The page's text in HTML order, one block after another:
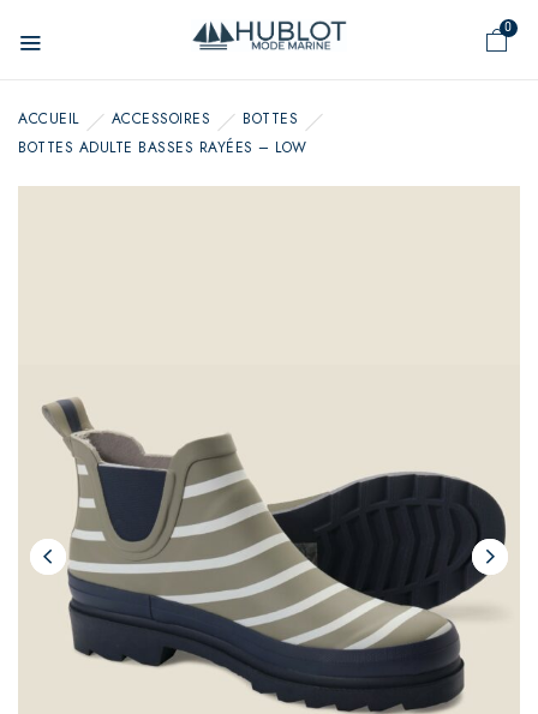
0
ACCUEIL ACCESSOIRES
BOTTES
BOTTES ADULTE BASSES RAYÉES – LOW
Panneau de gestion des cookies